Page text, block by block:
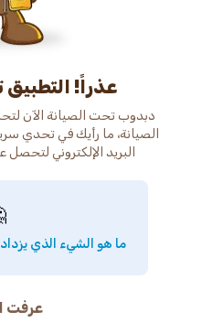
عذراً!
دبدوب تحت الصيانة الآن
الصيانة، ما رأيك في تحدي
البريد الإلكتروني
ما هو الشيء الذي
عرفت